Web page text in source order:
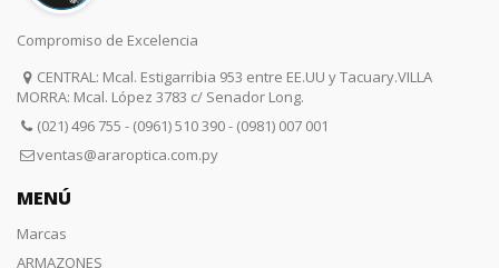
Compromiso de Excelencia
CENTRAL: Mcal. Estigarribia 953 entre EE.UU y Tacuary.VILLA
MORRA: Mcal. López 3783 c/ Senador Long.
(021) 496 755 - (0961) 510 390 - (0981) 007 001
ventas@araroptica.com.py
MENÚ
Marcas
ARMAZONES